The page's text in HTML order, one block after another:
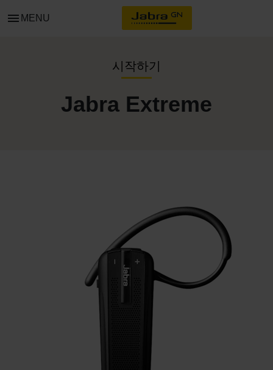
menu MENU
시작하기
Jabra Extreme